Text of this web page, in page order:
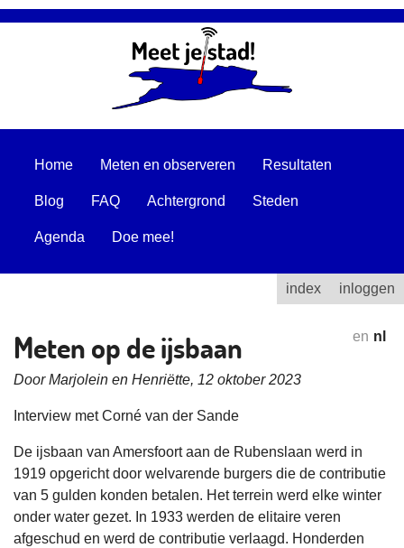
Home Meten en observeren Resultaten
Blog FAQ Achtergrond Steden
Agenda Doe mee!
index inloggen
Meten op de ijsbaan en nl
Door Marjolein en Henriëtte, 12 oktober 2023
Interview met Corné van der Sande
De ijsbaan van Amersfoort aan de Rubenslaan werd in
1919 opgericht door welvarende burgers die de contributie
van 5 gulden konden betalen. Het terrein werd elke winter
onder water gezet. In 1933 werden de elitaire veren
afgeschud en werd de contributie verlaagd. Honderden